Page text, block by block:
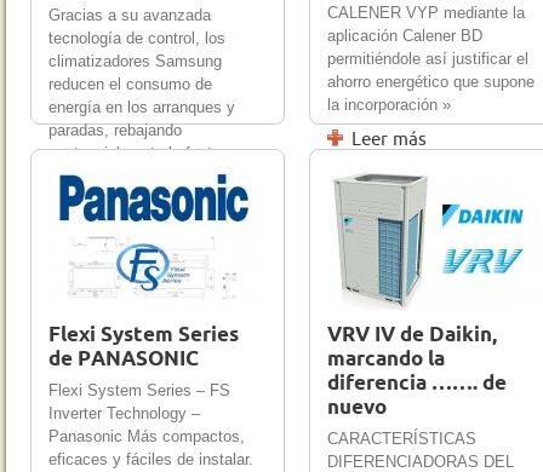
Gracias a su avanzada
tecnología de control, los
climatizadores Samsung
reducen el consumo de
energía en los arranques y
paradas, rebajando
sustancialmente la factura
eléctrica. »
Leer más
CALENER VYP mediante la
aplicación Calener BD
permitiéndole así justificar el
ahorro energético que supone
la incorporación »
Leer más
21 Nov 2012
Flexi System Series
de PANASONIC
Flexi System Series – FS
Inverter Technology –
Panasonic Más compactos,
eficaces y fáciles de instalar.
18 Nov 2012
VRV IV de Daikin,
marcando la
diferencia ……. de
nuevo
CARACTERÍSTICAS
DIFERENCIADORAS DEL